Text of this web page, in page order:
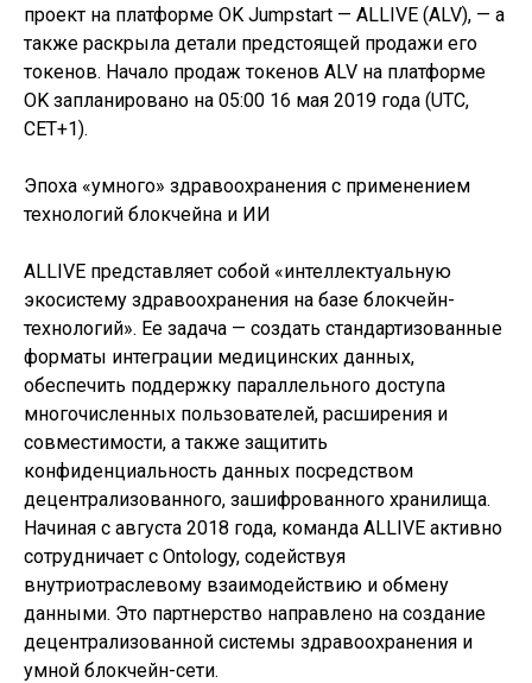
проект на платформе OK Jumpstart — ALLIVE (ALV), — а
также раскрыла детали предстоящей продажи его
токенов. Начало продаж токенов ALV на платформе
OK запланировано на 05:00 16 мая 2019 года (UTC,
CET+1).
Эпоха «умного» здравоохранения с применением
технологий блокчейна и ИИ
ALLIVE представляет собой «интеллектуальную
экосистему здравоохранения на базе блокчейн-
технологий». Ее задача — создать стандартизованные
форматы интеграции медицинских данных,
обеспечить поддержку параллельного доступа
многочисленных пользователей, расширения и
совместимости, а также защитить
конфиденциальность данных посредством
децентрализованного, зашифрованного хранилища.
Начиная с августа 2018 года, команда ALLIVE активно
сотрудничает с Ontology, содействуя
внутриотраслевому взаимодействию и обмену
данными. Это партнерство направлено на создание
децентрализованной системы здравоохранения и
умной блокчейн-сети.